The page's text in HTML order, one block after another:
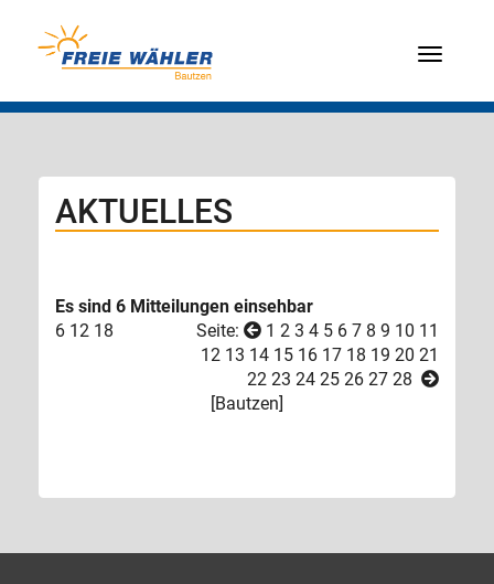
Menü
AKTUELLES
Es sind 6 Mitteilungen einsehbar
6 12 18 Seite: 1 2 3 4 5 6 7 8 9 10 11
12 13 14 15 16 17 18 19 20 21
22 23 24 25 26 27 28
[Bautzen]